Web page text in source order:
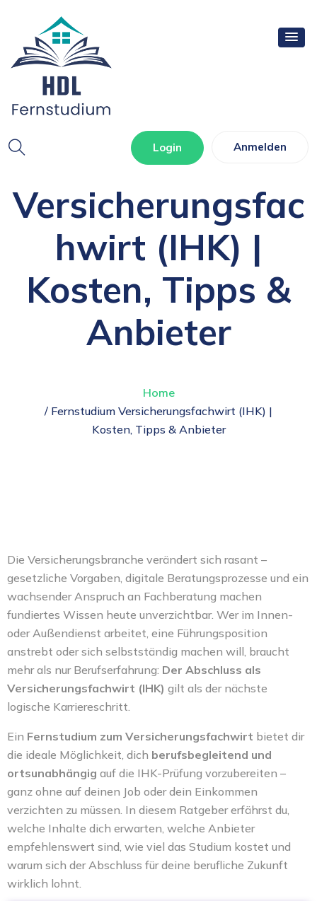
Login Anmelden
Fernstudium
Versicherungsfac
Hwirt (IHK) |
Kosten, Tipps &
Anbieter
Home
/ Fernstudium Versicherungsfachwirt (IHK) |
Kosten, Tipps & Anbieter
Die Versicherungsbranche verändert sich rasant –
gesetzliche Vorgaben, digitale Beratungsprozesse und ein
wachsender Anspruch an Fachberatung machen
fundiertes Wissen heute unverzichtbar. Wer im Innen-
oder Außendienst arbeitet, eine Führungsposition
anstrebt oder sich selbstständig machen will, braucht
mehr als nur Berufserfahrung: Der Abschluss als
Versicherungsfachwirt (IHK) gilt als der nächste
logische Karriereschritt.
Ein Fernstudium zum Versicherungsfachwirt bietet dir
die ideale Möglichkeit, dich berufsbegleitend und
ortsunabhängig auf die IHK-Prüfung vorzubereiten –
ganz ohne auf deinen Job oder dein Einkommen
verzichten zu müssen. In diesem Ratgeber erfährst du,
welche Inhalte dich erwarten, welche Anbieter
empfehlenswert sind, wie viel das Studium kostet und
warum sich der Abschluss für deine berufliche Zukunft
wirklich lohnt.